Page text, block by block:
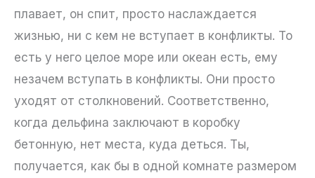
плавает, он спит, просто наслаждается
жизнью, ни с кем не вступает в конфликты. То
есть у него целое море или океан есть, ему
незачем вступать в конфликты. Они просто
уходят от столкновений. Соответственно,
когда дельфина заключают в коробку
бетонную, нет места, куда деться. Ты,
получается, как бы в одной комнате размером